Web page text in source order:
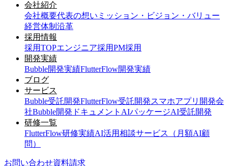
会社紹介
会社概要代表の想い ミッション・ビジョン・バリュー
経営体制 沿革
採用情報
採用TOPエンジニア採用PM採用
開発実績
Bubble開発実績FlutterFlow開発実績
ブログ
サービス
Bubble受託開発FlutterFlow受託開発スマホアプリ開発会
社Bubble開発ドキュメント AIパッケージAI受託開発
研修一覧
FlutterFlow研修実績AI活用相談サービス（月額AI顧
問）
お問い合わせ資料請求